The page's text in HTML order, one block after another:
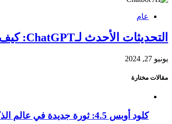
عام
التحديثات الأحدث لـChatGPT: كيف يعزز الذكاء الاصطناعي تفاعلاتنا اليومية
يونيو 27, 2024
مقالات مختارة
كلود أوبس 4.5: ثورة جديدة في عالم الذكاء الاصطناعي التوليدي